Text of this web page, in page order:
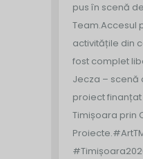
pus în scenă
Team.Accesul
activitățile din
fost complet
Jecza – scenă
proiect
Timișoara prin
Proiecte.